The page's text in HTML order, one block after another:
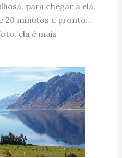
para chegar a ela,
20 minutos e pronto…
ela é mais